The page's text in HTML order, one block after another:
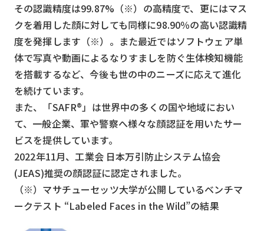
その認識精度は99.87%（※）の高精度で、更にはマス
クを着用した顔に対しても同様に98.90％の高い認識精
度を発揮します（※）。また最近ではソフトウェア単
体で写真や動画によるなりすましを防ぐ生体検知機能
を搭載するなど、今後も世の中のニーズに応えて進化
を続けています。
また、「SAFR®」は世界中の多くの国や地域におい
て、一般企業、軍や警察へ様々な顔認証を用いたサー
ビスを提供しています。
2022年11月、工業会 日本万引防止システム協会
(JEAS)推奨の顔認証に認定されました。
（※）マサチューセッツ大学が公開しているベンチマ
ークテスト “Labeled Faces in the Wild”の結果